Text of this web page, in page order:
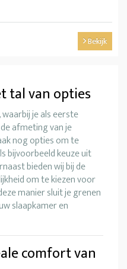
Bekijk
tal van opties
je als eerste
afmeting van je
nog opties om te
bijvoorbeeld keuze uit
bieden wij bij de
om te kiezen voor
manier sluit je grenen
slaapkamer en
comfort van